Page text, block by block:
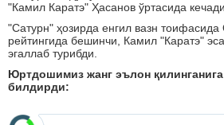
"Камил Каратэ" Ҳасанов ўртасида кечади.
"Сатурн" ҳозирда енгил вазн
рейтингида бешинчи, Камил "Каратэ"
эгаллаб турибди.
Юртдошимиз жанг эълон
билдирди: